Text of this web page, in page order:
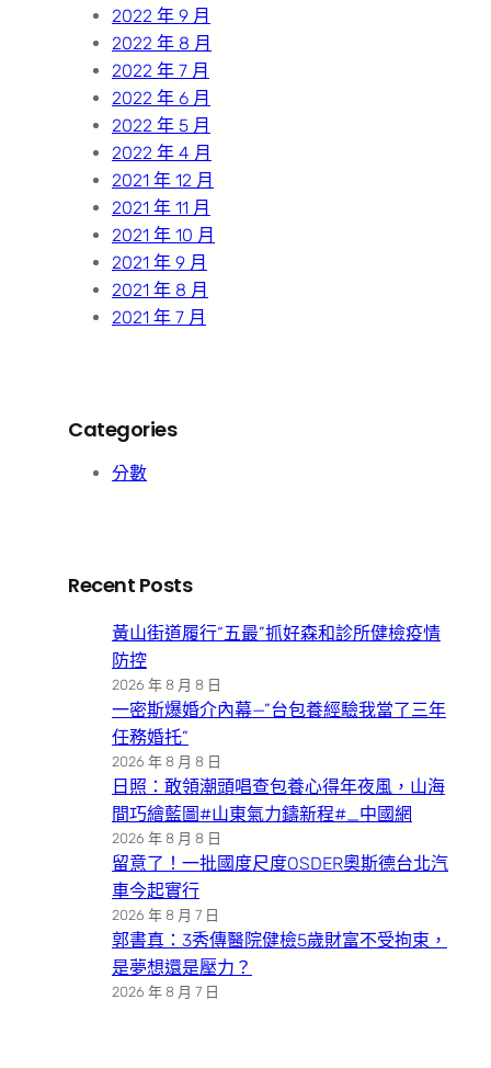
2022 年 9 月
2022 年 8 月
2022 年 7 月
2022 年 6 月
2022 年 5 月
2022 年 4 月
2021 年 12 月
2021 年 11 月
2021 年 10 月
2021 年 9 月
2021 年 8 月
2021 年 7 月
Categories
分數
Recent Posts
黃山街道履行“五最”抓好森和診所健檢疫情
防控
2026 年 8 月 8 日
一密斯爆婚介內幕—”台包養經驗我當了三年
任務婚托”
2026 年 8 月 8 日
日照：敢領潮頭唱查包養心得年夜風，山海
間巧繪藍圖#山東氣力鑄新程#_中國網
2026 年 8 月 8 日
留意了！一批國度尺度OSDER奧斯德台北汽
車今起實行
2026 年 8 月 7 日
郭書真：3秀傳醫院健檢5歲財富不受拘束，
是夢想還是壓力？
2026 年 8 月 7 日